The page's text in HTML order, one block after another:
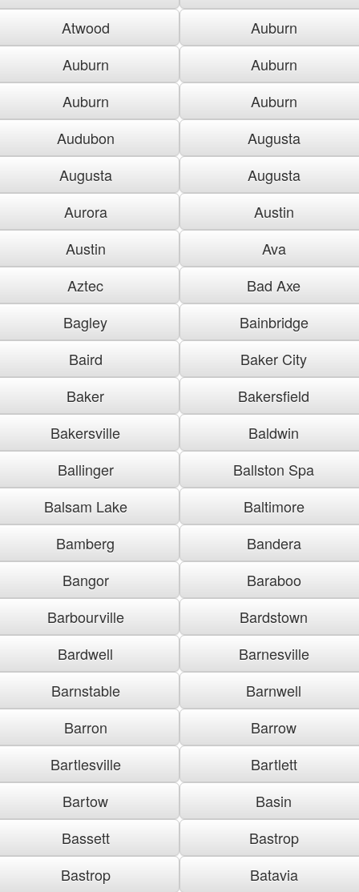
Atwood
Auburn
Auburn
Auburn
Auburn
Auburn
Audubon
Augusta
Augusta
Augusta
Aurora
Austin
Austin
Ava
Aztec
Bad Axe
Bagley
Bainbridge
Baird
Baker City
Baker
Bakersfield
Bakersville
Baldwin
Ballinger
Ballston Spa
Balsam Lake
Baltimore
Bamberg
Bandera
Bangor
Baraboo
Barbourville
Bardstown
Bardwell
Barnesville
Barnstable
Barnwell
Barron
Barrow
Bartlesville
Bartlett
Bartow
Basin
Bassett
Bastrop
Bastrop
Batavia